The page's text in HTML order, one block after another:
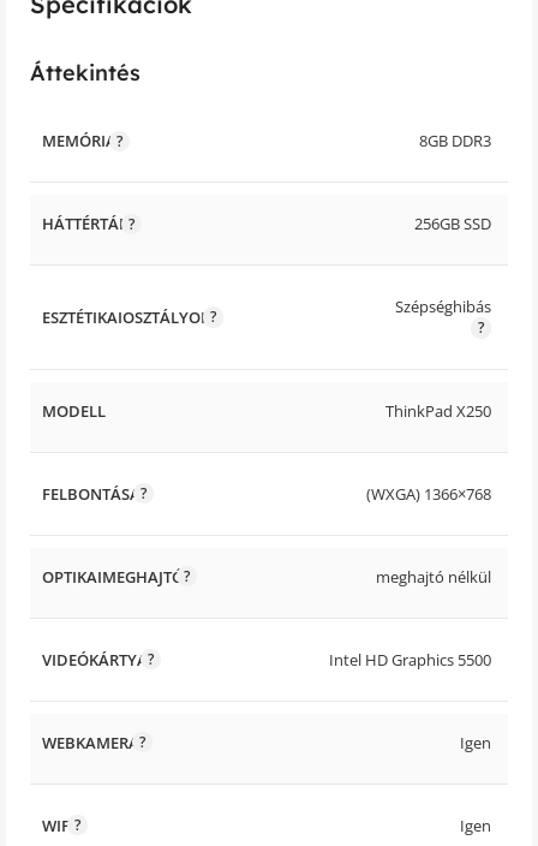
Áttekintés
MEMÓRIA 8GB DDR3
HÁTTÉRTÁR 256GB SSD
ESZTÉTIKAIOSZTÁLYOK Szépséghibás
MODELL ThinkPad X250
FELBONTÁSA (WXGA) 1366×768
OPTIKAIMEGHAJTÓ meghajtó nélkül
VIDEÓKÁRTYA Intel HD Graphics 5500
WEBKAMERA Igen
WIFI Igen